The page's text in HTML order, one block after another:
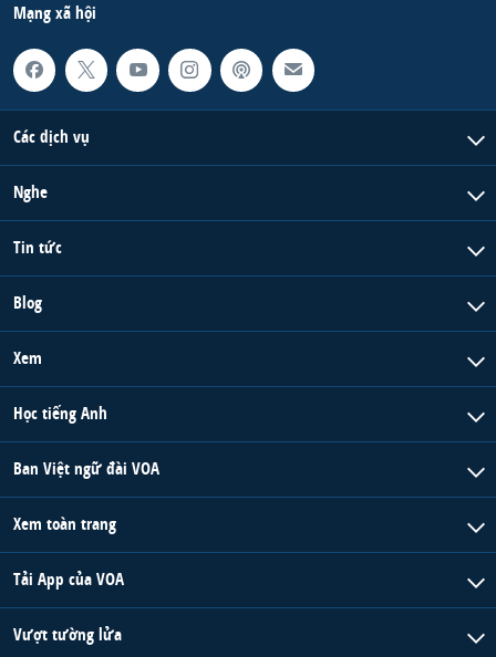
Mạng xã hội
Các dịch vụ
Nghe
Tin tức
Blog
Xem
Học tiếng Anh
Ban Việt ngữ đài VOA
Xem toàn trang
Tải App của VOA
Vượt tường lửa